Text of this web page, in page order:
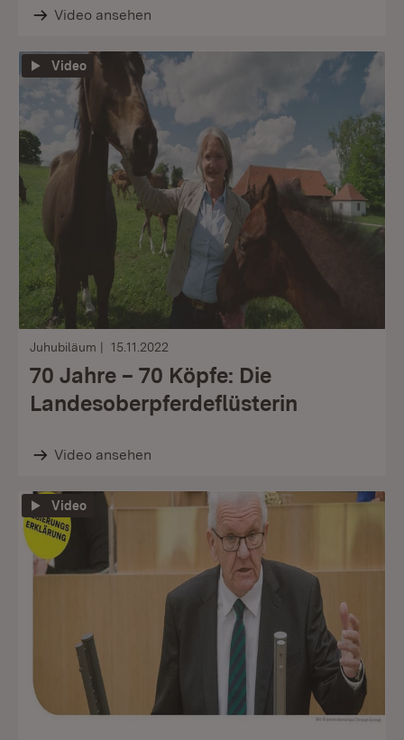
Video ansehen
Video
Juhubiläum 15.11.2022
70 Jahre – 70 Köpfe: Die
Landesoberpferdeflüsterin
Video ansehen
Video